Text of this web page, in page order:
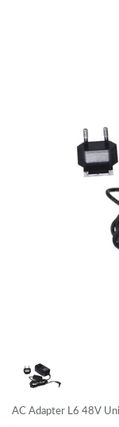
AC Adapter L6 48V